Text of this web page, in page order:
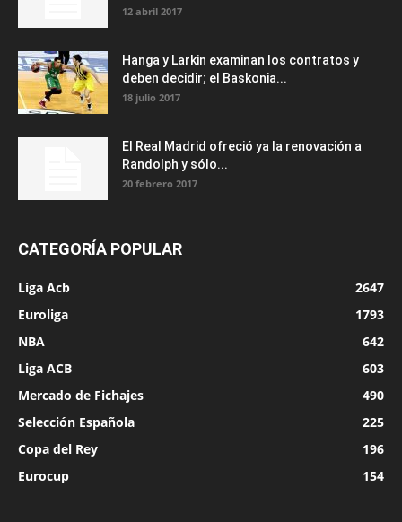
12 abril 2017
Hanga y Larkin examinan los contratos y
deben decidir; el Baskonia...
18 julio 2017
El Real Madrid ofreció ya la renovación a
Randolph y sólo...
20 febrero 2017
CATEGORÍA POPULAR
Liga Acb
2647
Euroliga
1793
NBA
642
Liga ACB
603
Mercado de Fichajes
490
Selección Española
225
Copa del Rey
196
Eurocup
154